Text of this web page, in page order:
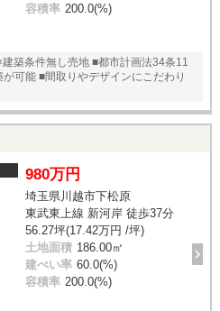
容積率 200.0(%)
築条件無し売地 ■都市計画法34条11
可能 ■間取りやデザインにこだわり
980万円
埼玉県川越市下松原
東武東上線 新河岸 徒歩37分
56.27坪(17.42万円 /坪)
土地面積 186.00㎡
建ぺい率 60.0(%)
容積率 200.0(%)